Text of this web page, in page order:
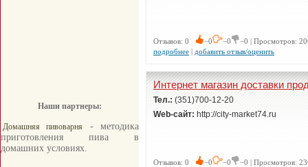
Наши партнеры:
Домашняя пивоварня
- методика
приготовления пива в
домашних условиях.
Отзывов: 0 −0 −0
−0 | Просмотров:
подробнее | добавить отзыв/оценить
Интернет магазин доставки
Тел.: (351)700-12-20
Web-сайт: http://city-market74.ru
Отзывов: 0 −0 −0
−0 | Просмотров: